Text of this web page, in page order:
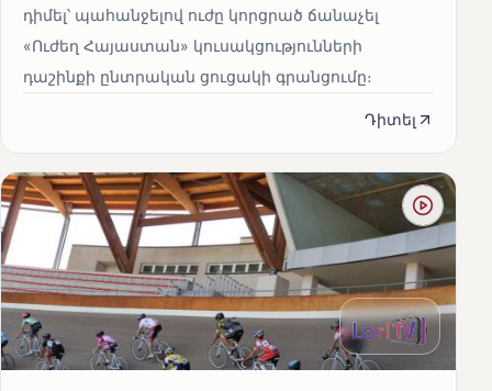
դիմել՝ պահանջելով ուժը կորցրած ճանաչել
«Ուժեղ Հայաստան» կուսակցությունների
դաշինքի ընտրական ցուցակի գրանցումը։
Դիտել